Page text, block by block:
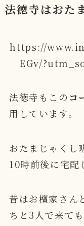
法徳寺はおた
https://
EGv/
法徳寺もこの コ
用しています。
おたまじゃくし
10時前後に宅配
昔はお檀家さん
ちと3人で来て